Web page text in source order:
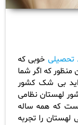
تحصیلی خوبی که
که اگر شما
اید بی شک کشور
لهستان نظامی
که همه ساله
لهستان را تجربه